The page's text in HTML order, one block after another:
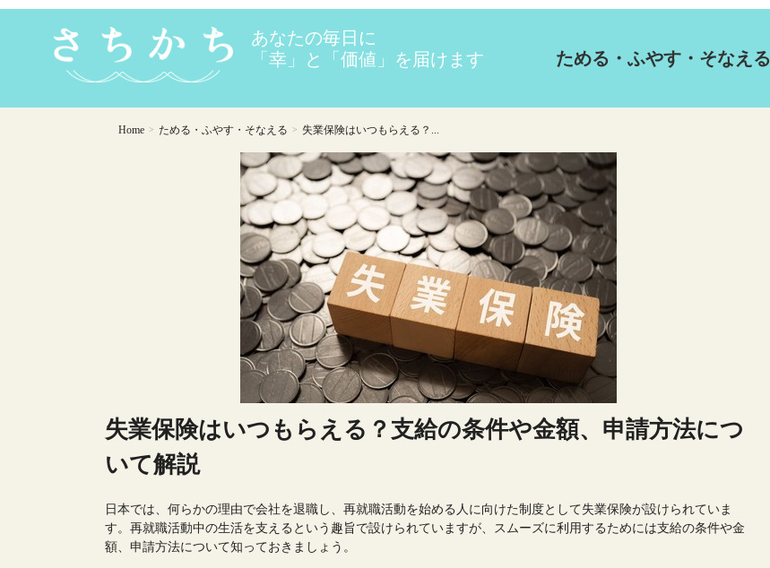
ためる・ふやす・そなえる
Home > ためる・ふやす・そなえる > 失業保険はいつもらえる？...
失業保険はいつもらえる？支給の条件や金額、申請方法につ
いて解説
日本では、何らかの理由で会社を退職し、再就職活動を始める人に向けた制度として失業保険が設けられていま
す。再就職活動中の生活を支えるという趣旨で設けられていますが、スムーズに利用するためには支給の条件や金
額、申請方法について知っておきましょう。